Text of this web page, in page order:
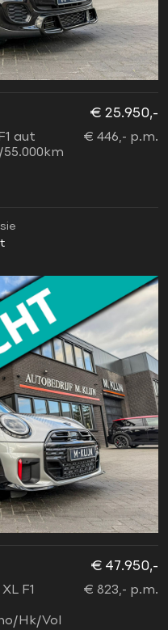
aut
€ 25.950,-
€ 446,- p.m.
F1
Hk/Vol
€ 47.950,-
€ 823,- p.m.